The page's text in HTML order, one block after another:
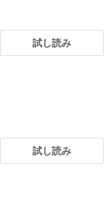
試し読み
試し読み